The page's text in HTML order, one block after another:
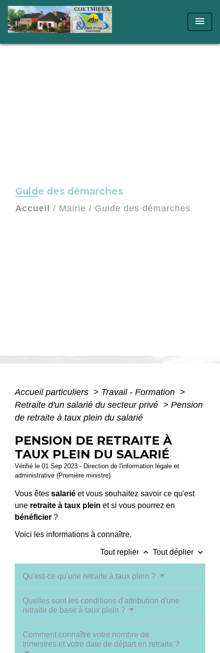
menu
Guide des démarches
Accueil / Mairie / Guide des démarches
Accueil particuliers > Travail - Formation >
Retraite d'un salarié du secteur privé > Pension
de retraite à taux plein du salarié
PENSION DE RETRAITE À
TAUX PLEIN DU SALARIÉ
Vérifié le 01 Sep 2023 - Direction de l'information légale et
administrative (Première ministre)
Vous êtes salarié et vous souhaitez savoir ce qu'est
une retraite à taux plein et si vous pourrez en
bénéficier ?
Voici les informations à connaître.
Tout replier keyboard_arrow_up Tout déplier keyboard_arrow_down
Qu'est-ce qu'une retraite à taux plein ?
Quelles sont les conditions d'attribution d'une
retraite de base à taux plein ?
Comment connaître votre nombre de
trimestres et votre date de départ en retraite ?